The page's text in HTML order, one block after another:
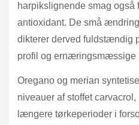
harpikslignende smag også
antioxidant. De små
dikterer derved fuldstændig
profil og ernæringsmæssige
Oregano og merian
niveauer af stoffet
længere tørkeperioder i